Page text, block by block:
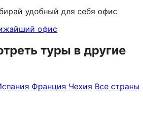
удобный для себя офис
офис
туры в другие
Франция Чехия Все страны